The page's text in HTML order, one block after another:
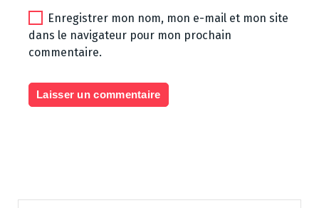
Enregistrer mon nom, mon e-mail et mon site
dans le navigateur pour mon prochain
commentaire.